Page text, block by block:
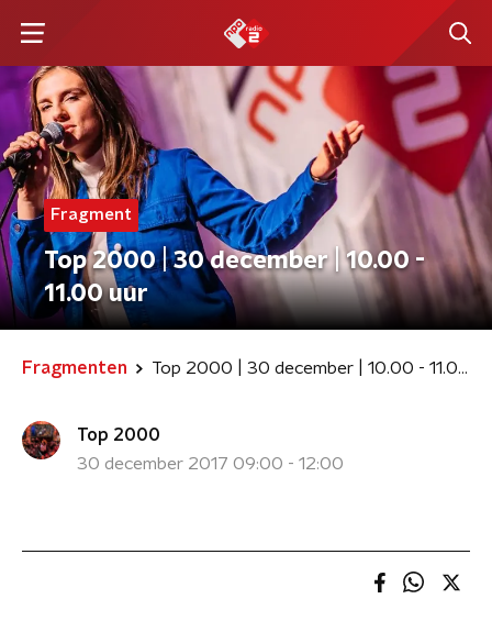
Fragment
Top 2000 | 30 december | 10.00 -
11.00 uur
Fragmenten Top 2000 | 30 december | 10.00 - 11.00 uur
Top 2000
30 december 2017 09:00 - 12:00